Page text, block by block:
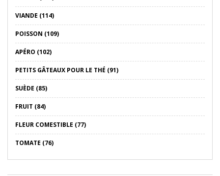
VIANDE (114)
POISSON (109)
APÉRO (102)
PETITS GÂTEAUX POUR LE THÉ (91)
SUÈDE (85)
FRUIT (84)
FLEUR COMESTIBLE (77)
TOMATE (76)